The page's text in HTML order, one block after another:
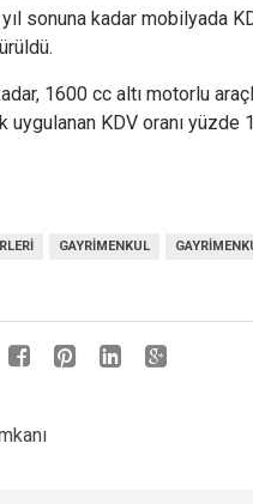
yıl sonuna kadar mobilyada
1600 cc altı motorlu
KDV oranı yüzde
GAYRIMENKUL